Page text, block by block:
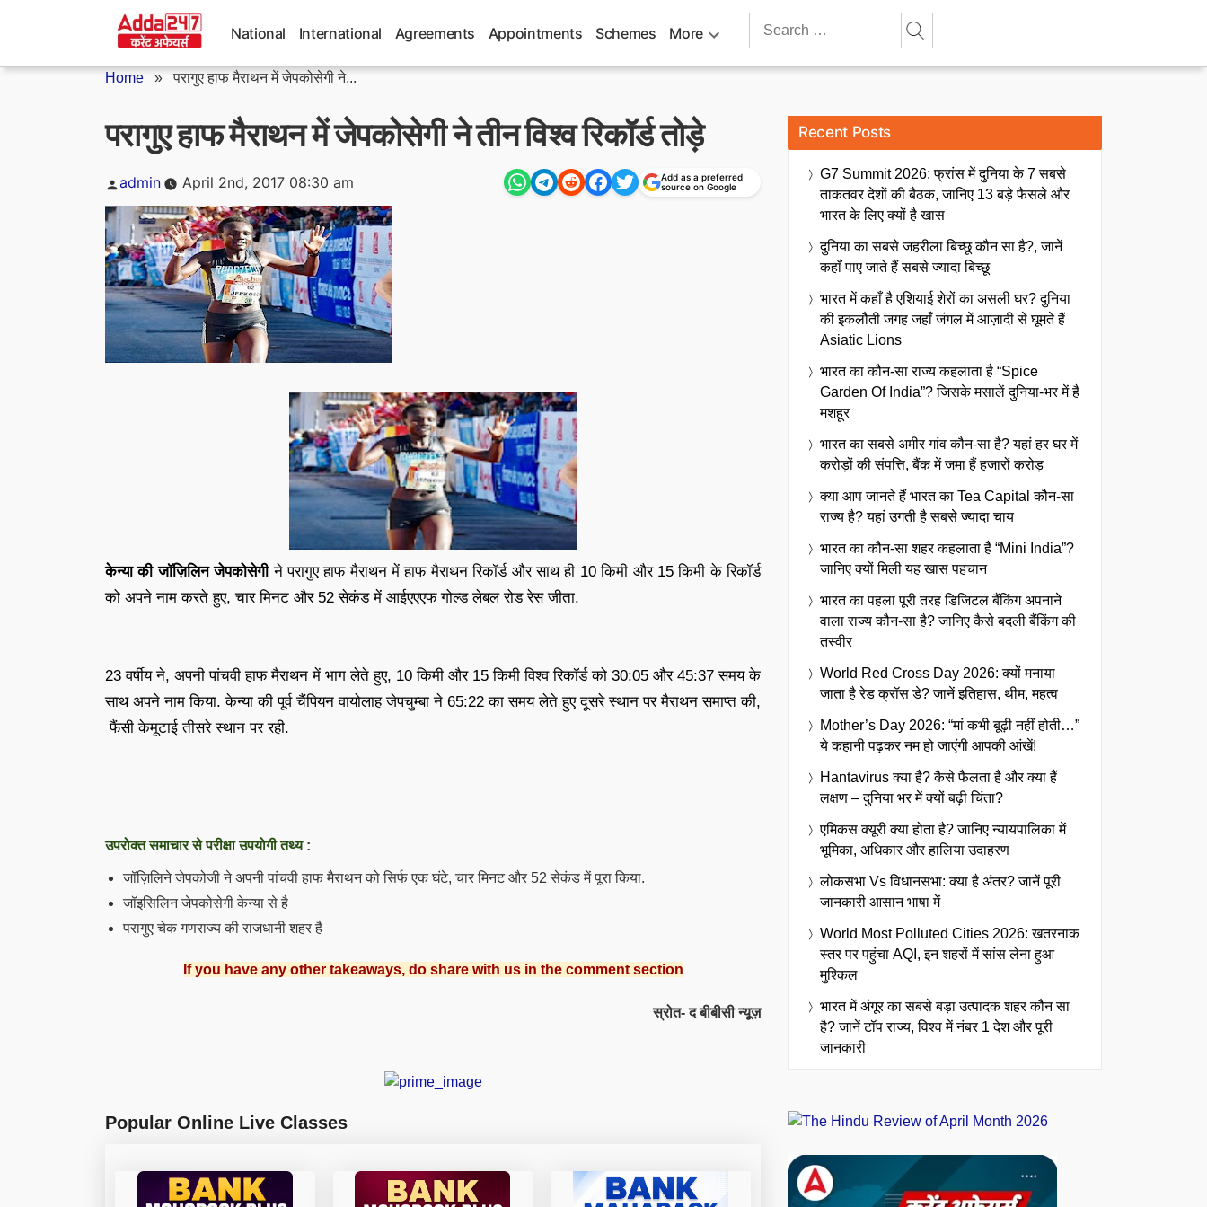
National International Agreements Appointments Schemes More
Search
Home »परागुए हाफ मैराथन में जेपकोसेगी ने...
परागुए हाफ मैराथन में जेपकोसेगी ने तीन विश्व रिकॉर्ड तोड़े
Posted
admin April 2nd, 2017 08:30 am
Add as a preferred
source on Google
केन्या की जॉज़िलिन जेपकोसेगीनेपरागुए हाफ मैराथन मेंहाफ मैराथन रिकॉर्ड और साथ ही 10 किमी और 15 किमी के रिकॉर्ड
को अपने नाम करते हुए, चार मिनट और 52 सेकंड में आईएएएफ गोल्ड लेबल रोड रेस जीता.
23 वर्षीय ने, अपनी पांचवी हाफ मैराथन में भाग लेते हुए, 10 किमी और 15 किमी विश्व रिकॉर्ड को 30:05 और 45:37 समय के
साथ अपने नाम किया. केन्या की पूर्व चैंपियन वायोलाह जेपचुम्बा ने 65:22 का समय लेते हुए दूसरे स्थान पर मैराथन समाप्त की,
फैंसी केमूटाई तीसरे स्थान पर रही.
उपरोक्त समाचार से परीक्षा उपयोगी तथ्य :
जॉज़िलिने जेपकोजी ने अपनी पांचवी हाफ मैराथन को सिर्फ एक घंटे, चार मिनट और 52 सेकंड में पूरा किया.
जॉइसिलिन जेपकोसेगी केन्या से है
परागुए चेक गणराज्य की राजधानी शहर है
If you have any other takeaways, do share with us in the comment section
स्रोत- द बीबीसी न्यूज़
Popular Online Live Classes
Recent Posts
G7 Summit 2026: फ्रांस में दुनिया के 7 सबसे
ताकतवर देशों की बैठक, जानिए 13 बड़े फैसले और
भारत के लिए क्यों है खास
दुनिया का सबसे जहरीला बिच्छू कौन सा है?, जानें
कहाँ पाए जाते हैं सबसे ज्यादा बिच्छू
भारत में कहाँ है एशियाई शेरों का असली घर? दुनिया
की इकलौती जगह जहाँ जंगल में आज़ादी से घूमते हैं
Asiatic Lions
भारत का कौन-सा राज्य कहलाता है “Spice
Garden Of India”? जिसके मसालें दुनिया-भर में है
मशहूर
भारत का सबसे अमीर गांव कौन-सा है? यहां हर घर में
करोड़ों की संपत्ति, बैंक में जमा हैं हजारों करोड़
क्या आप जानते हैं भारत का Tea Capital कौन-सा
राज्य है? यहां उगती है सबसे ज्यादा चाय
भारत का कौन-सा शहर कहलाता है “Mini India”?
जानिए क्यों मिली यह खास पहचान
भारत का पहला पूरी तरह डिजिटल बैंकिंग अपनाने
वाला राज्य कौन-सा है? जानिए कैसे बदली बैंकिंग की
तस्वीर
World Red Cross Day 2026: क्यों मनाया
जाता है रेड क्रॉस डे? जानें इतिहास, थीम, महत्व
Mother’s Day 2026: “मां कभी बूढ़ी नहीं होती…”
ये कहानी पढ़कर नम हो जाएंगी आपकी आंखें!
Hantavirus क्या है? कैसे फैलता है और क्या हैं
लक्षण – दुनिया भर में क्यों बढ़ी चिंता?
एमिकस क्यूरी क्या होता है? जानिए न्यायपालिका में
भूमिका, अधिकार और हालिया उदाहरण
लोकसभा Vs विधानसभा: क्या है अंतर? जानें पूरी
जानकारी आसान भाषा में
World Most Polluted Cities 2026: खतरनाक
स्तर पर पहुंचा AQI, इन शहरों में सांस लेना हुआ
मुश्किल
भारत में अंगूर का सबसे बड़ा उत्पादक शहर कौन सा
है? जानें टॉप राज्य, विश्व में नंबर 1 देश और पूरी
जानकारी